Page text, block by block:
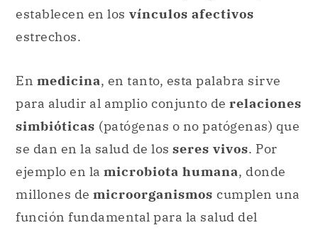
establecen en los vínculos afectivos
estrechos.
En medicina, en tanto, esta palabra sirve
para aludir al amplio conjunto de relaciones
simbióticas (patógenas o no patógenas) que
se dan en la salud de los seres vivos. Por
ejemplo en la microbiota humana, donde
millones de microorganismos cumplen una
función fundamental para la salud del